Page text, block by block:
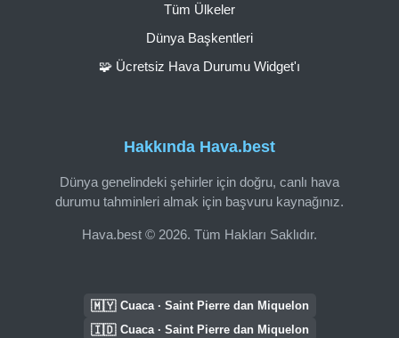
Hakkında Hava.best
Dünya genelindeki şehirler için doğru, canlı hava
durumu tahminleri almak için başvuru kaynağınız.
Hava.best © 2026. Tüm Hakları Saklıdır.
Tüm Ülkeler
Dünya Başkentleri
🧩 Ücretsiz Hava Durumu Widget'ı
🇲🇾 Cuaca · Saint Pierre dan Miquelon
🇮🇩 Cuaca · Saint Pierre dan Miquelon